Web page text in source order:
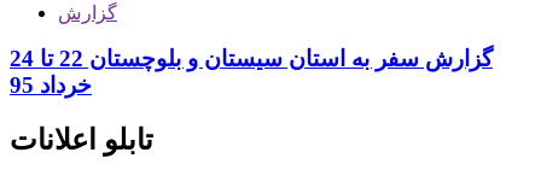
گزارش
گزارش سفر به استان سیستان و بلوچستان 22 تا 24
خرداد 95
تابلو اعلانات